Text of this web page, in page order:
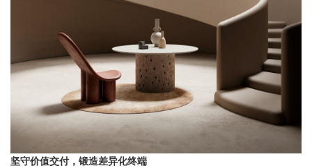
坚守价值交付，锻造差异化终端